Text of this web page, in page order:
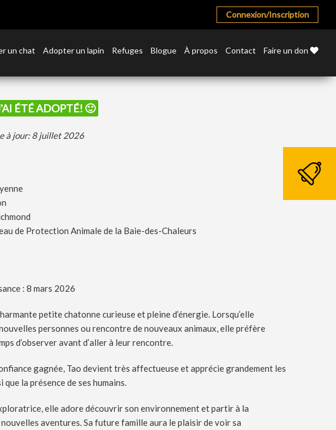
Connexion/Inscription
un chat Adopter un lapin Refuges Blogue À propos Contact Faire un don
ÉTÉ ADOPTÉ! 🙂
à jour: 8 juillet 2026
de Protection Animale de la Baie-des-Chaleurs
: 8 mars 2026
petite chatonne curieuse et pleine d’énergie. Lorsqu’elle
personnes ou rencontre de nouveaux animaux, elle préfère
d’observer avant d’aller à leur rencontre.
gagnée, Tao devient très affectueuse et apprécie grandement les
que la présence de ses humains.
elle adore découvrir son environnement et partir à la
aventures. Sa future famille aura le plaisir de voir sa